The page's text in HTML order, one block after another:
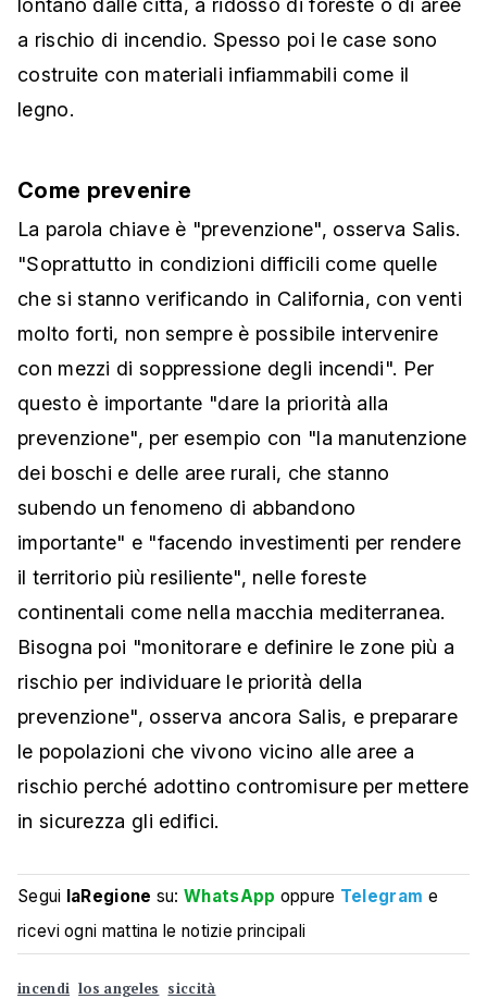
lontano dalle città, a ridosso di foreste o di aree
a rischio di incendio. Spesso poi le case sono
costruite con materiali infiammabili come il
legno.
Come prevenire
La parola chiave è "prevenzione", osserva Salis.
"Soprattutto in condizioni difficili come quelle
che si stanno verificando in California, con venti
molto forti, non sempre è possibile intervenire
con mezzi di soppressione degli incendi". Per
questo è importante "dare la priorità alla
prevenzione", per esempio con "la manutenzione
dei boschi e delle aree rurali, che stanno
subendo un fenomeno di abbandono
importante" e "facendo investimenti per rendere
il territorio più resiliente", nelle foreste
continentali come nella macchia mediterranea.
Bisogna poi "monitorare e definire le zone più a
rischio per individuare le priorità della
prevenzione", osserva ancora Salis, e preparare
le popolazioni che vivono vicino alle aree a
rischio perché adottino contromisure per mettere
in sicurezza gli edifici.
Segui laRegione su:WhatsApp oppure Telegram e
ricevi ogni mattina le notizie principali
incendi los angeles siccità